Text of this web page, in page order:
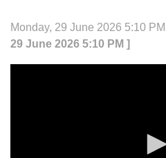
Monday, 29 June 2026 5:10 PM
29 June 2026 5:10 PM ]